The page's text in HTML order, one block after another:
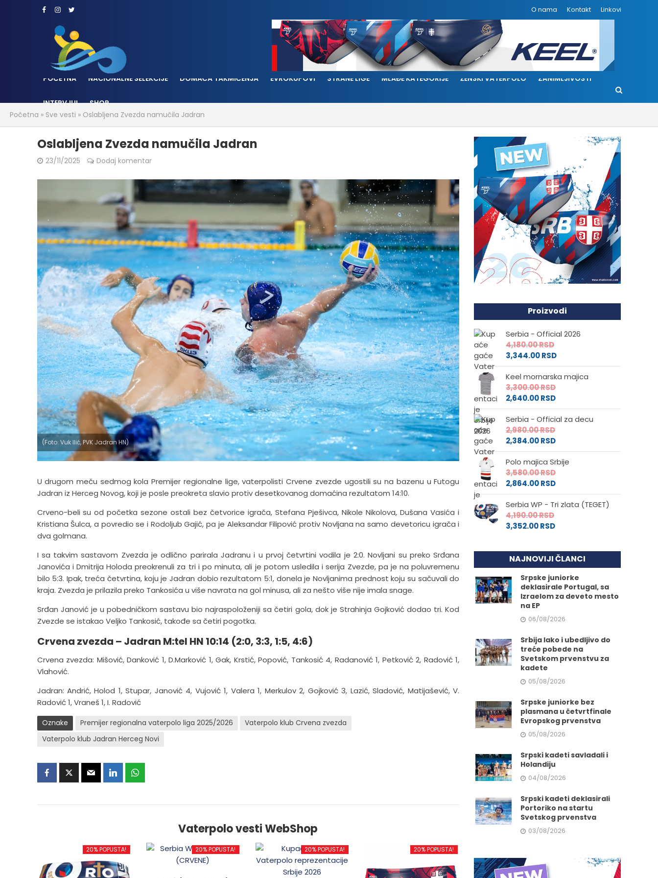
O nama Kontakt Linkovi
POČETNA NACIONALNE SELEKCIJE DOMAĆA TAKMIČENJA EVROKUPOVI STRANE LIGE MLAĐE KATEGORIJE ŽENSKI VATERPOLO ZANIMLJIVOSTI
INTERVJUI
SHOP
Početna » Sve vesti » Oslabljena Zvezda namučila Jadran
Oslabljena Zvezda namučila Jadran
23/11/2025 Dodaj komentar
(Foto: Vuk Ilić, PVK Jadran HN)
U drugom meču sedmog kola Premijer regionalne lige, vaterpolisti Crvene zvezde ugostili su na bazenu u Futogu
Jadran iz Herceg Novog, koji je posle preokreta slavio protiv desetkovanog domaćina rezultatom 14:10.
Crveno-beli su od početka sezone ostali bez četvorice igrača, Stefana Pješivca, Nikole Nikolova, Dušana Vasića i
Kristiana Šulca, a povredio se i Rodoljub Gajić, pa je Aleksandar Filipović protiv Novljana na samo devetoricu igrača i
dva golmana.
I sa takvim sastavom Zvezda je odlično parirala Jadranu i u prvoj četvrtini vodila je 2:0. Novljani su preko Srđana
Janovića i Dmitrija Holoda preokrenuli za tri i po minuta, ali je potom usledila i serija Zvezde, pa je na poluvremenu
bilo 5:3. Ipak, treća četvrtina, koju je Jadran dobio rezultatom 5:1, donela je Novljanima prednost koju su sačuvali do
kraja. Zvezda je prilazila preko Tankosića u više navrata na gol minusa, ali za nešto više nije imala snage.
Srđan Janović je u pobedničkom sastavu bio najraspoloženiji sa četiri gola, dok je Strahinja Gojković dodao tri. Kod
Zvezde se istakao Veljko Tankosić, takođe sa četiri pogotka.
Crvena zvezda – Jadran M:tel HN 10:14 (2:0, 3:3, 1:5, 4:6)
Crvena zvezda: Mišović, Danković 1, D.Marković 1, Gak, Krstić, Popović, Tankosić 4, Radanović 1, Petković 2, Radović 1,
Vlahović.
Jadran: Andrić, Holod 1, Stupar, Janović 4, Vujović 1, Valera 1, Merkulov 2, Gojković 3, Lazić, Sladović, Matijašević, V.
Radović 1, Vraneš 1, I. Radović
Oznake Premijer regionalna vaterpolo liga 2025/2026
Vaterpolo klub Crvena zvezda
Vaterpolo klub Jadran Herceg Novi
Vaterpolo vesti WebShop
20% POPUSTA! 20% POPUSTA! 20% POPUSTA! 20% POPUSTA!
Proizvodi
Serbia - Official 2026
4,180.00RSD
3,344.00RSD
Keel mornarska majica
3,300.00RSD
2,640.00RSD
Serbia - Official za decu
2,980.00RSD
2,384.00RSD
Polo majica Srbije
3,580.00RSD
2,864.00RSD
Serbia WP - Tri zlata (TEGET)
4,190.00RSD
3,352.00RSD
NAJNOVIJI ČLANCI
Srpske juniorke
deklasirale Portugal, sa
Izraelom za deveto mesto
na EP
06/08/2026
Srbija lako i ubedljivo do
treće pobede na
Svetskom prvenstvu za
kadete
05/08/2026
Srpske juniorke bez
plasmana u četvrtfinale
Evropskog prvenstva
05/08/2026
Srpski kadeti savladali i
Holandiju
04/08/2026
Srpski kadeti deklasirali
Portoriko na startu
Svetskog prvenstva
03/08/2026